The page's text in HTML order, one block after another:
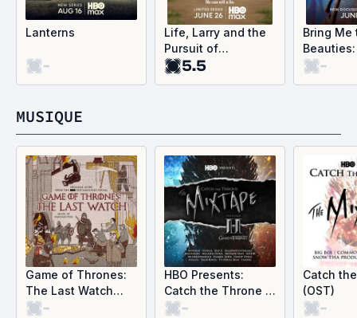
Lanterns
-
Life, Larry and the
Pursuit of
Unhappiness
5.5
Bring Me
Cult-
MUSIQUE
Game of Thrones:
The Last Watch
(Music from the
-
HBO Presents:
Catch the Throne -
The Mixtape, Vol. 2
-
Catch
(OST)
-